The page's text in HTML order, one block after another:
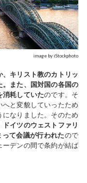
image by iStockphoto
キリスト教のカトリッ
また、国対国の各国の
消耗していたのです。そ
と変貌していったため
なりました。そのため
イツのウェストファリ
て会議が行われたので
デンの間で条約が結ば